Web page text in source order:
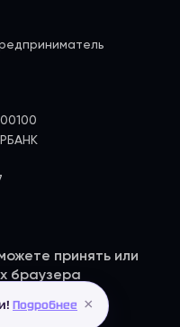
принять или
браузера
Подробнее ×